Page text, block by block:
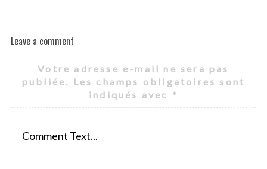
Leave a comment
Votre adresse e-mail ne sera pas
publiée.
Les champs obligatoires sont
indiqués avec *